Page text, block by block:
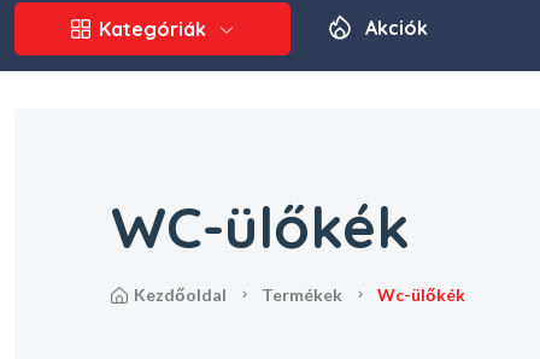
Kategóriák Akciók
WC-ülőkék
kezdőoldal termékek wc-ülőkék